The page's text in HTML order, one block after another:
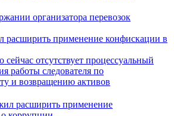
расширить применение конфискации в
отсутствует процессуальный
работы следователя по
и возвращению активов